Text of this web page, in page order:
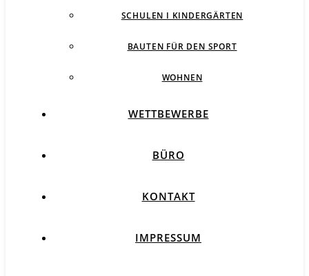
SCHULEN I KINDERGÄRTEN
BAUTEN FÜR DEN SPORT
WOHNEN
WETTBEWERBE
BÜRO
KONTAKT
IMPRESSUM